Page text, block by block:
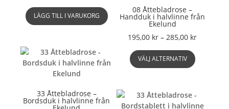
LÄGG TILL I VARUKORG
08 Åttebladrose –
Handduk i halvlinne från
Ekelund
195,00 kr – 285,00 kr
VÄLJ ALTERNATIV
här
flera
varianter.
33 Åttebladrose –
Bordsduk i halvlinne från